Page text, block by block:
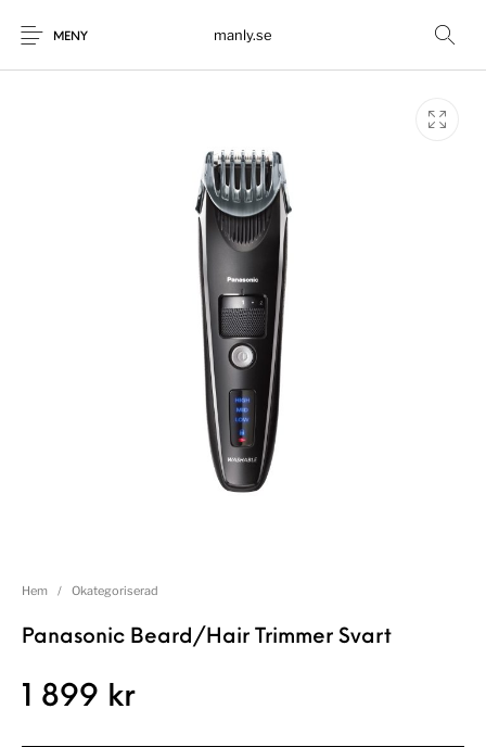
MENY manly.se
Hem / Okategoriserad
Panasonic Beard/Hair Trimmer Svart
1 899 kr